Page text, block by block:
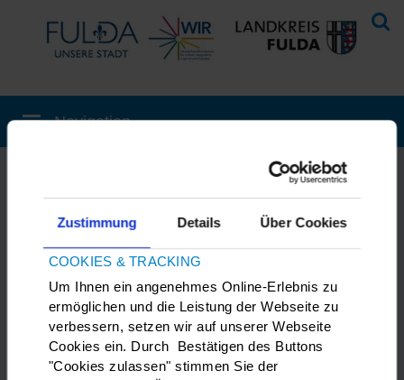
Zustimmung Details Über Cookies
COOKIES & TRACKING
Um Ihnen ein angenehmes Online-Erlebnis zu
ermöglichen und die Leistung der Webseite zu
verbessern, setzen wir auf unserer Webseite
Cookies ein. Durch Bestätigen des Buttons
"Cookies zulassen" stimmen Sie der
Neuwahl des Beirates der Menschen mit
Behinderungen
31.05.2022
Am 7. September 2022 ist Wahl: